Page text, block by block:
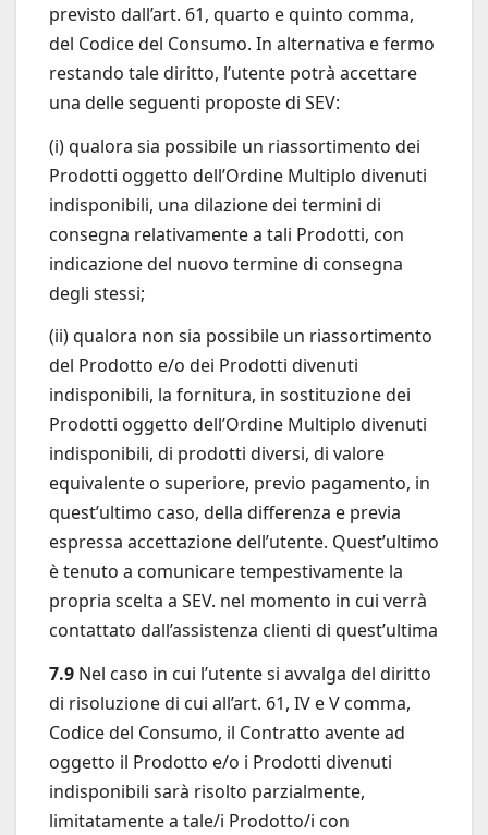
previsto dall’art. 61, quarto e quinto comma,
del Codice del Consumo. In alternativa e fermo
restando tale diritto, l’utente potrà accettare
una delle seguenti proposte di SEV:
(i) qualora sia possibile un riassortimento dei
Prodotti oggetto dell’Ordine Multiplo divenuti
indisponibili, una dilazione dei termini di
consegna relativamente a tali Prodotti, con
indicazione del nuovo termine di consegna
degli stessi;
(ii) qualora non sia possibile un riassortimento
del Prodotto e/o dei Prodotti divenuti
indisponibili, la fornitura, in sostituzione dei
Prodotti oggetto dell’Ordine Multiplo divenuti
indisponibili, di prodotti diversi, di valore
equivalente o superiore, previo pagamento, in
quest’ultimo caso, della differenza e previa
espressa accettazione dell’utente. Quest’ultimo
è tenuto a comunicare tempestivamente la
propria scelta a SEV. nel momento in cui verrà
contattato dall’assistenza clienti di quest’ultima
7.9 Nel caso in cui l’utente si avvalga del diritto
di risoluzione di cui all’art. 61, IV e V comma,
Codice del Consumo, il Contratto avente ad
oggetto il Prodotto e/o i Prodotti divenuti
indisponibili sarà risolto parzialmente,
limitatamente a tale/i Prodotto/i con